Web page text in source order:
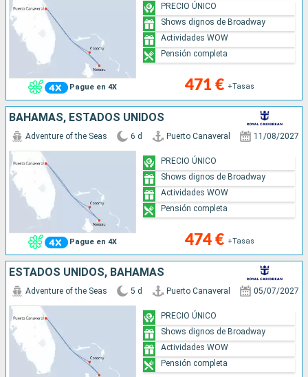
Pague en 4X 471 € +Tasas
PRECIO ÚNICO
Shows dignos de Broadway
Actividades WOW
Pensión completa
BAHAMAS, ESTADOS UNIDOS
Pague en 4X
Adventure of the Seas 6 d Puerto Canaveral 11/08/2027
474 € +Tasas
PRECIO ÚNICO
Shows dignos de Broadway
Actividades WOW
Pensión completa
ESTADOS UNIDOS, BAHAMAS
Adventure of the Seas 5 d Puerto Canaveral 05/07/2027
PRECIO ÚNICO
Shows dignos de Broadway
Actividades WOW
Pensión completa